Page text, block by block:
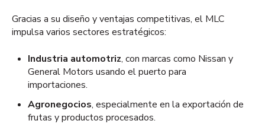
Gracias a su diseño y ventajas competitivas, el MLC
impulsa varios sectores estratégicos:
Industria automotriz, con marcas como Nissan y
General Motors usando el puerto para
importaciones.
Agronegocios, especialmente en la exportación de
frutas y productos procesados.